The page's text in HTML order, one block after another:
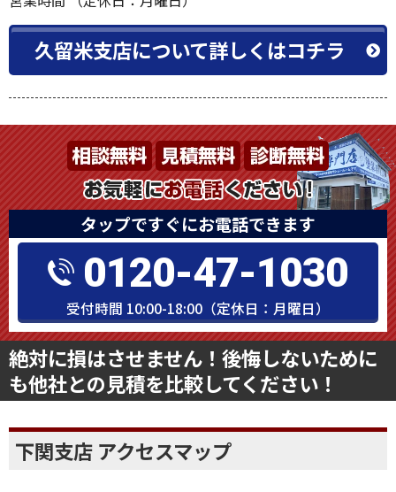
久留米支店について詳しくはコチラ
タップですぐにお電話できます
0120-47-1030
受付時間 10:00-18:00（定休日：月曜日）
絶対に損はさせません！後悔しないために
も他社との見積を比較してください！
下関支店 アクセスマップ